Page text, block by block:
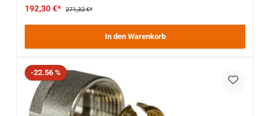
192,30 €* 271,32 €*
In den Warenkorb
Rabatt
-22.56 %